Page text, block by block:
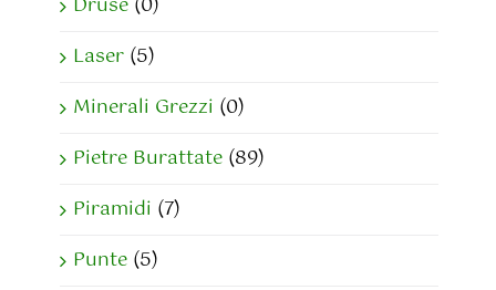
Laser (5)
Minerali Grezzi (0)
Pietre Burattate (89)
Piramidi (7)
Punte (5)